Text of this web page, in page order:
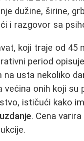
dužine, širine,
i razgovor sa
koji traje od 45
period
na usta nekoliko
većina onih koji su
ističući kako
. Cena